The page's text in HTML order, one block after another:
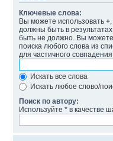
Ключевые слова:
Вы можете использовать +
должны быть в
быть не должно. Вы
поиска любого слова из
для частичного совпадения.
Искать все слова
Искать любое слово/
Поиск по автору:
Используйте * в качестве